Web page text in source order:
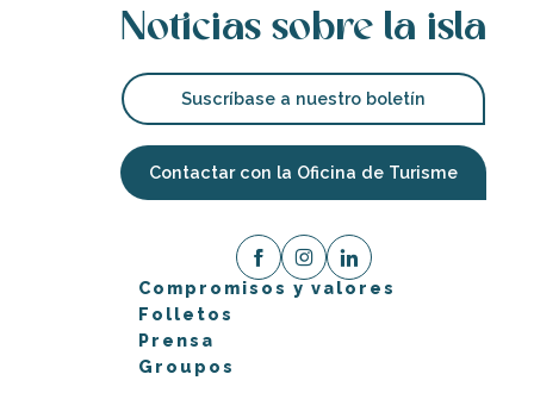
Noticias sobre la isla
Suscríbase a nuestro boletín
Contactar con la Oficina de Turisme
Compromisos y valores
Folletos
Prensa
Groupos